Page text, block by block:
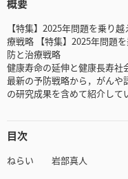
概要
【特集】2025年問題を乗り
療戦略 【特集】2025年問題
防と治療戦略
健康寿命の延伸と健康長寿社
最新の予防戦略から，がん
の研究成果を含めて紹介して
目次
ねらい 岩部真人